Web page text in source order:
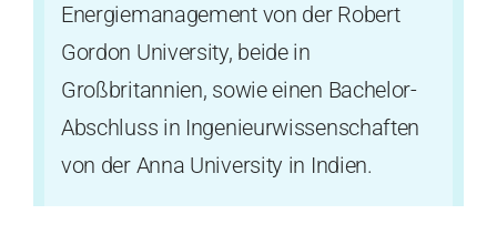
Energiemanagement von der Robert
Gordon University, beide in
Großbritannien, sowie einen Bachelor-
Abschluss in Ingenieurwissenschaften
von der Anna University in Indien.